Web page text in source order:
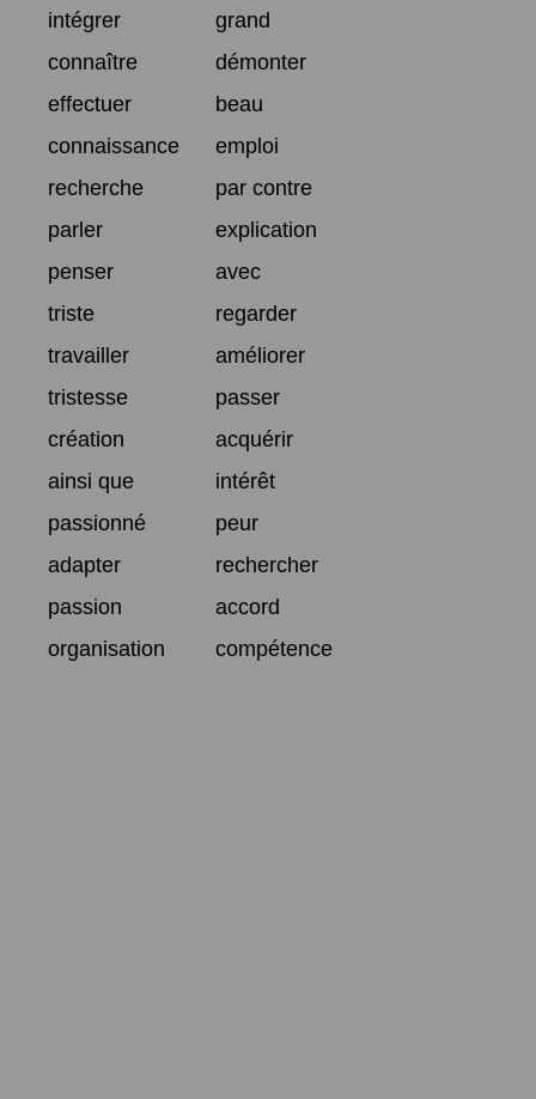
intégrer
grand
connaître
démonter
effectuer
beau
connaissance
emploi
recherche
par contre
parler
explication
penser
avec
triste
regarder
travailler
améliorer
tristesse
passer
création
acquérir
ainsi que
intérêt
passionné
peur
adapter
rechercher
passion
accord
organisation
compétence